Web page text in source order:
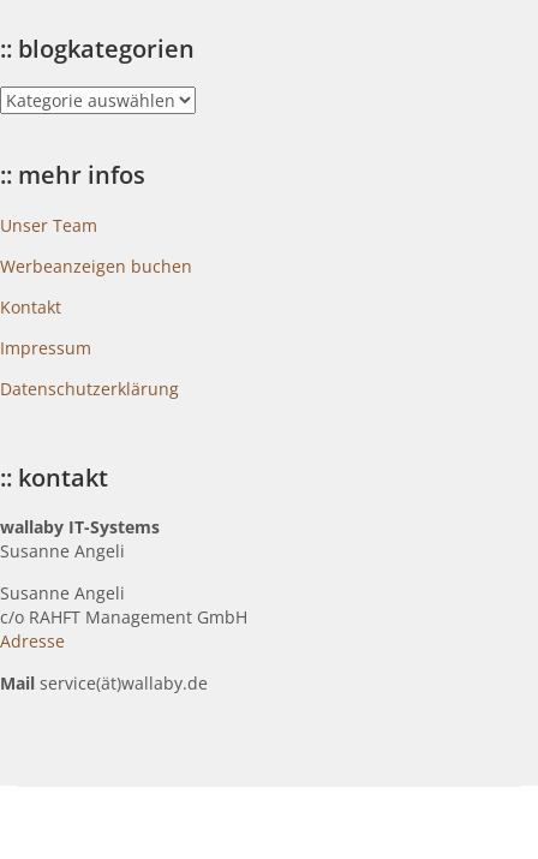
:: blogkategorien
::
blogkategorien
:: mehr infos
Unser Team
Werbeanzeigen buchen
Kontakt
Impressum
Datenschutzerklärung
:: kontakt
wallaby IT-Systems
Susanne Angeli
Susanne Angeli
c/o RAHFT Management GmbH
Adresse
Mail service(ät)wallaby.de